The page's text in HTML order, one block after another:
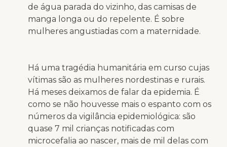
de água parada do vizinho, das camisas de
manga longa ou do repelente. É sobre
mulheres angustiadas com a maternidade.
Há uma tragédia humanitária em curso cujas
vítimas são as mulheres nordestinas e rurais.
Há meses deixamos de falar da epidemia. É
como se não houvesse mais o espanto com os
números da vigilância epidemiológica: são
quase 7 mil crianças notificadas com
microcefalia ao nascer, mais de mil delas com